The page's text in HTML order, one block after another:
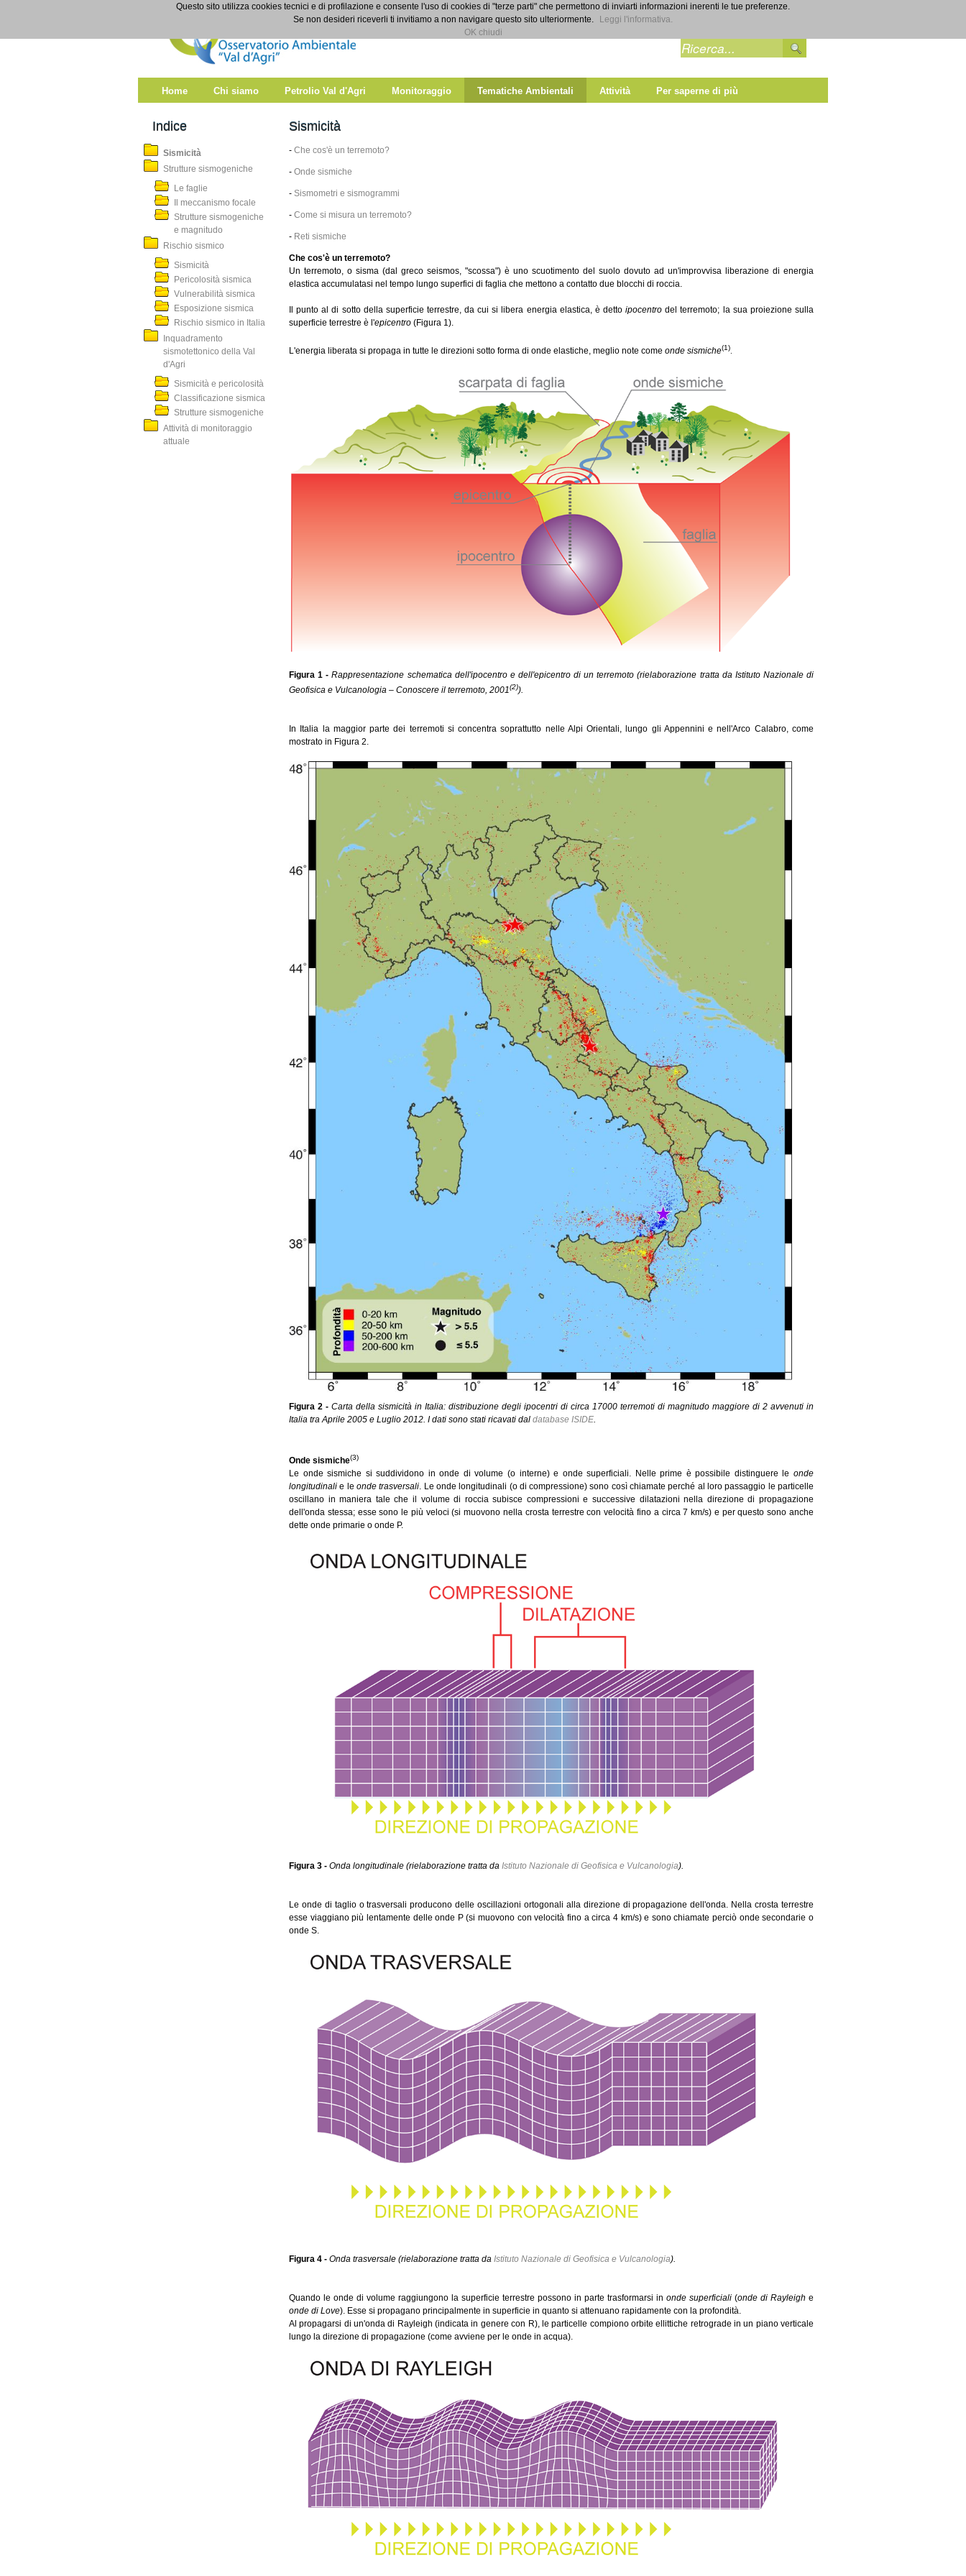
Sismicità
Home Chi siamo Petrolio Val d'Agri Monitoraggio Tematiche Ambientali Attività Per saperne di più
Indice
Sismicità
Strutture sismogeniche
Le faglie
Il meccanismo focale
Strutture sismogeniche
e magnitudo
Rischio sismico
Sismicità
Pericolosità sismica
Vulnerabilità sismica
Esposizione sismica
Rischio sismico in Italia
Inquadramento
sismotettonico della Val
d'Agri
Sismicità e pericolosità
Classificazione sismica
Strutture sismogeniche
Attività di monitoraggio
attuale
Sismicità
- Che cos'è un terremoto?
- Onde sismiche
- Sismometri e sismogrammi
- Come si misura un terremoto?
- Reti sismiche
Che cos'è un terremoto?
Un terremoto, o sisma (dal greco seismos, "scossa") è uno scuotimento del suolo dovuto ad un'improvvisa liberazione di energia
elastica accumulatasi nel tempo lungo superfici di faglia che mettono a contatto due blocchi di roccia.
Il punto al di sotto della superficie terrestre, da cui si libera energia elastica, è detto ipocentrodel terremoto; la sua proiezione sulla
superficie terrestre è l'epicentro (Figura 1).
L'energia liberata si propaga in tutte le direzioni sotto forma di onde elastiche, meglio note come onde sismiche(1)
Figura 1 - Rappresentazione schematica dell'ipocentro e dell'epicentro di un terremoto (rielaborazione tratta da Istituto Nazionale di
Geofisica e Vulcanologia – Conoscere il terremoto, 2001(2)).
In Italia la maggior parte dei terremoti si concentra soprattutto nelle Alpi Orientali, lungo gli Appennini e nell'Arco Calabro, come
mostrato in Figura 2.
Figura 2 - Carta della sismicità in Italia: distribuzione degli ipocentri di circa 17000 terremoti di magnitudo maggiore di 2 avvenuti in
Italia tra Aprile 2005 e Luglio 2012. I dati sono stati ricavati dal database ISIDE.
Onde sismiche(3)
Le onde sismiche si suddividono in onde di volume (o interne) e onde superficiali. Nelle prime è possibile distinguere le onde
longitudinali e le onde trasversali. Le onde longitudinali (o di compressione) sono così chiamate perché al loro passaggio le particelle
oscillano in maniera tale che il volume di roccia subisce compressioni e successive dilatazioni nella direzione di propagazione
dell'onda stessa; esse sono le più veloci (si muovono nella crosta terrestre con velocità fino a circa 7 km/s) e per questo sono anche
dette onde primarie o onde P.
Figura 3 - Onda longitudinale (rielaborazione tratta da Istituto Nazionale di Geofisica e Vulcanologia).
Le onde di taglio o trasversali producono delle oscillazioni ortogonali alla direzione di propagazione dell'onda. Nella crosta terrestre
esse viaggiano più lentamente delle onde P (si muovono con velocità fino a circa 4 km/s) e sono chiamate perciò onde secondarie o
onde S.
Figura 4 - Onda trasversale (rielaborazione tratta da Istituto Nazionale di Geofisica e Vulcanologia).
Quando le onde di volume raggiungono la superficie terrestre possono in parte trasformarsi in onde superficiali (onde di Rayleigh e
onde di Love). Esse si propagano principalmente in superficie in quanto si attenuano rapidamente con la profondità.
Al propagarsi di un'onda di Rayleigh (indicata in genere con R), le particelle compiono orbite ellittiche retrograde in un piano verticale
lungo la direzione di propagazione (come avviene per le onde in acqua).
Questo sito utilizza cookies tecnici e di profilazione e consente l'uso di cookies di "terze parti" che permettono di inviarti informazioni inerenti le tue preferenze.
Se non desideri riceverli ti invitiamo a non navigare questo sito ulteriormente.
Leggi l'informativa.
OK chiudi